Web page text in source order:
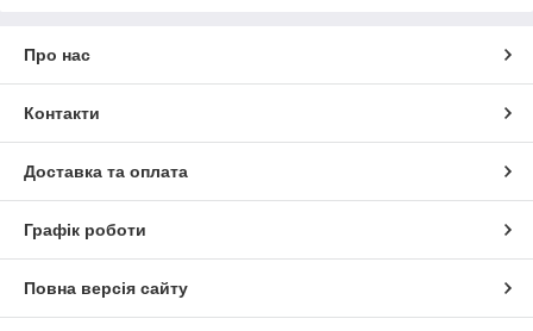
Про нас
Контакти
Доставка та оплата
Графік роботи
Повна версія сайту